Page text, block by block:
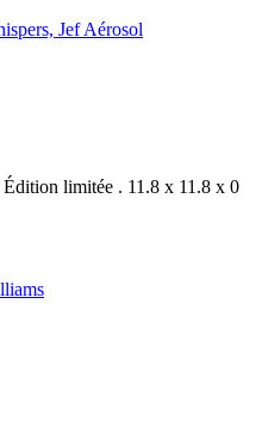
Édition limitée . 11.8 x 11.8 x 0